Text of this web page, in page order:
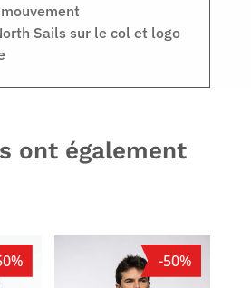
Sails sur le col et logo
ont également
-50%